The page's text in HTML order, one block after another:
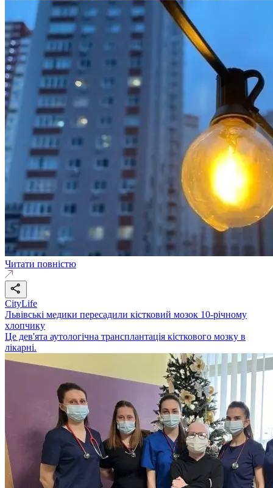
Читати повністю
CityLife
Львівські медики пересадили кістковий мозок 10-річному
хлопчику
Це дев'ята аутологічна трансплантація кісткового мозку в
лікарні.